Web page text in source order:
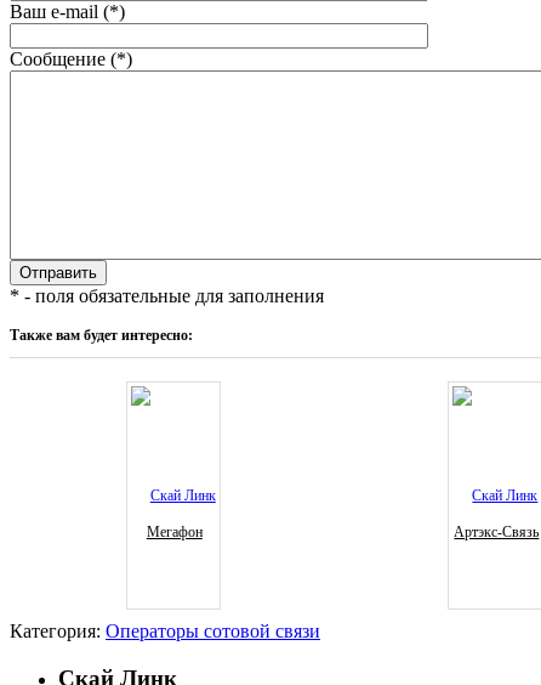
Ваш e-mail (*)
Сообщение (*)
* - поля обязательные для заполнения
Также вам будет интересно:
Мегафон Артэкс-Связь
Категория: Операторы сотовой связи
Скай Линк